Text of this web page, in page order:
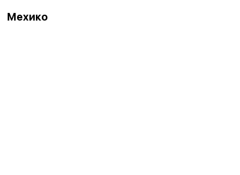
Мехико